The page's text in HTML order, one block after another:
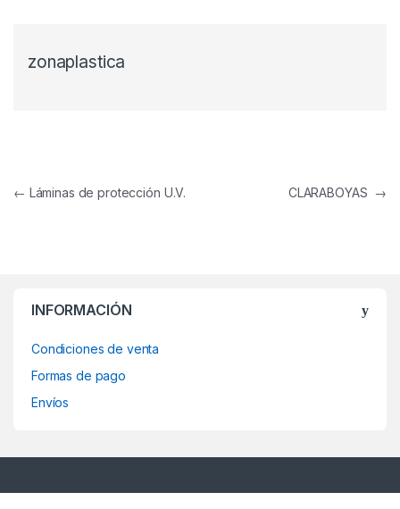
zonaplastica
Navegación de entradas
← Láminas de protección U.V. CLARABOYAS →
INFORMACIÓN
Condiciones de venta
Formas de pago
Envíos